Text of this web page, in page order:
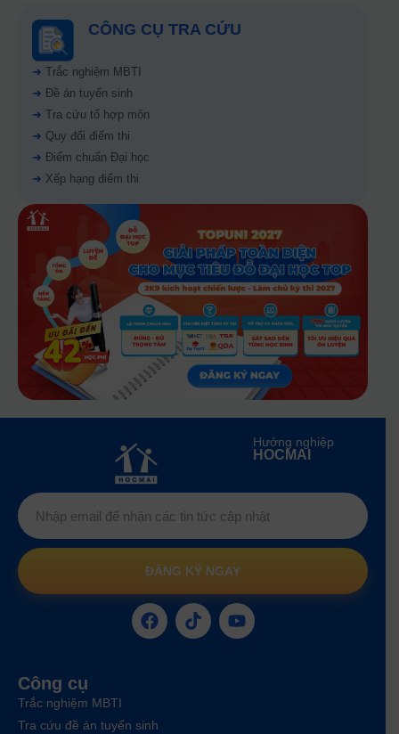
CÔNG CỤ TRA CỨU
➜ Trắc nghiệm MBTI
➜ Đề án tuyển sinh
➜ Tra cứu tổ hợp môn
➜ Quy đổi điểm thi
➜ Điểm chuẩn Đại học
➜ Xếp hạng điểm thi
Hướng nghiệp
HOCMAI
ĐĂNG KÝ NGAY
Công cụ
Trắc nghiệm MBTI
Tra cứu đề án tuyển sinh